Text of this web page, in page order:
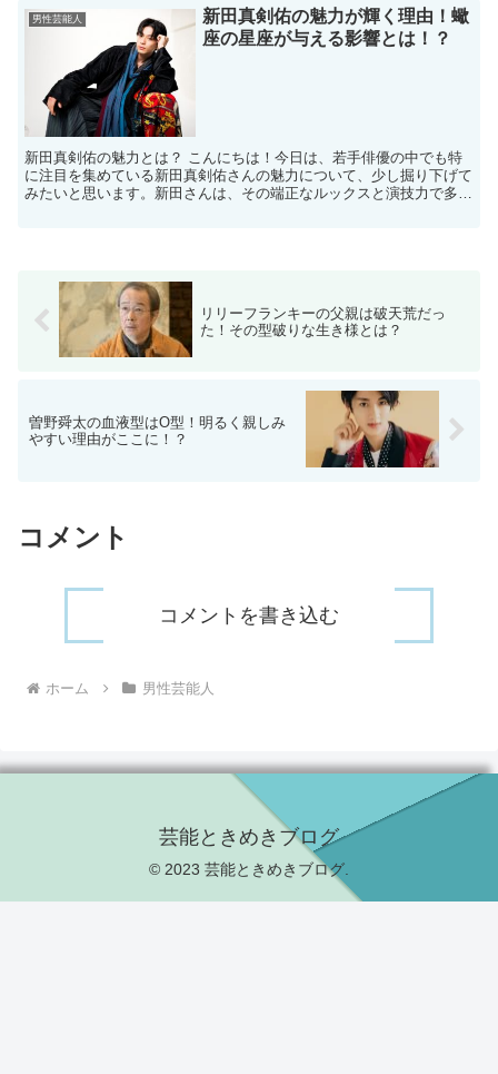
男性芸能人
新田真剣佑の魅力が輝く理由！蠍
座の星座が与える影響とは！？
新田真剣佑の魅力とは？ こんにちは！今日は、若手俳優の中でも特
に注目を集めている新田真剣佑さんの魅力について、少し掘り下げて
みたいと思います。新田さんは、その端正なルックスと演技力で多く
リリーフランキーの父親は破天荒だっ
た！その型破りな生き様とは？
曽野舜太の血液型はO型！明るく親しみ
やすい理由がここに！？
コメント
コメントを書き込む
ホーム 男性芸能人
芸能ときめきブログ
© 2023 芸能ときめきブログ.